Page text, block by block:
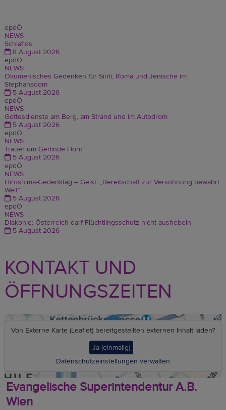
epdÖ
NEWS
Schlaflos
8 August 2026
epdÖ
NEWS
Ökumenisches Gedenken für Sinti, Roma und Jenische im
Stephansdom
5 August 2026
epdÖ
NEWS
Gottesdienste am Berg, am Strand und im Autodrom
5 August 2026
epdÖ
NEWS
Trauer um Gerlinde Horn
5 August 2026
epdÖ
NEWS
Hiroshima-Gedenktag – Geist: „Bereitschaft zur Versöhnung bewahrt
Welt“
5 August 2026
epdÖ
NEWS
Diakonie: Österreich darf Flüchtlingsschutz nicht aushebeln
5 August 2026
KONTAKT UND
ÖFFNUNGSZEITEN
Von Externe Karte (Leaflet) bereitgestellten externen Inhalt laden?
Ja (einmalig)
Datenschutzeinstellungen verwalten
Evangelische Superintendentur A.B.
Wien